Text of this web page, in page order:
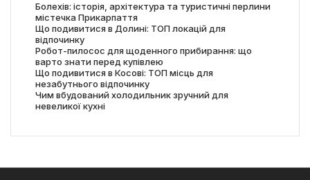
Болехів: історія, архітектура та туристичні перлини
містечка Прикарпаття
Що подивитися в Долині: ТОП локацій для
відпочинку
Робот-пилосос для щоденного прибирання: що
варто знати перед купівлею
Що подивитися в Косові: ТОП місць для
незабутнього відпочинку
Чим вбудований холодильник зручний для
невеликої кухні